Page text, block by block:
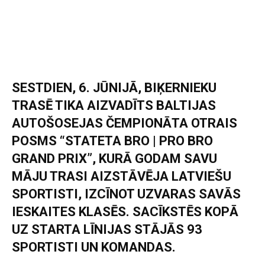
SESTDIEN, 6. JŪNIJĀ, BIĶERNIEKU
TRASĒ TIKA AIZVADĪTS BALTIJAS
AUTOŠOSEJAS ČEMPIONĀTA OTRAIS
POSMS “STATETA BRO | PRO BRO
GRAND PRIX”, KURĀ GODAM SAVU
MĀJU TRASI AIZSTĀVĒJA LATVIEŠU
SPORTISTI, IZCĪNOT UZVARAS SAVĀS
IESKAITES KLASĒS. SACĪKSTĒS KOPĀ
UZ STARTA LĪNIJAS STĀJĀS 93
SPORTISTI UN KOMANDAS.